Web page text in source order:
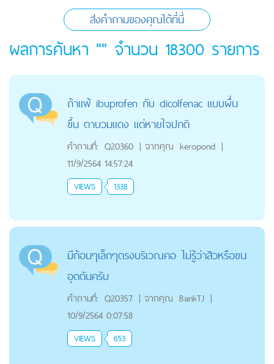
ส่งคำถามของคุณได้ที่นี่
ผลการค้นหา "" จำนวน 18300 รายการ
ถ้าแพ้ ibuprofen กับ dicolfenac แบบผื่น
ขึ้น ตาบวมแดง แต่หายใจปกติ
คำถามที่: Q20360 | จากคุณ keropond |
11/9/2564 14:57:24
VIEWS 1338
มีก้อนๆเล็กๆตรงบริเวณคอ ไม่รู้ว่าสิวหรือขน
อุดตันครับ
คำถามที่: Q20357 | จากคุณ BankTJ |
10/9/2564 0:07:58
VIEWS 653